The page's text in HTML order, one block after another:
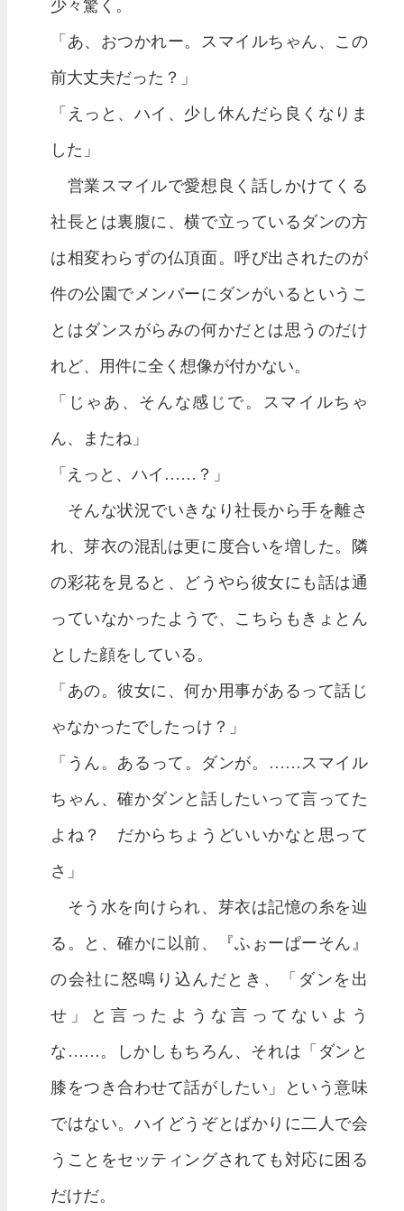
少々驚く。
「あ、おつかれー。スマイルちゃん、この
前大丈夫だった？」
「えっと、ハイ、少し休んだら良くなりま
した」
営業スマイルで愛想良く話しかけてくる
社長とは裏腹に、横で立っているダンの方
は相変わらずの仏頂面。呼び出されたのが
件の公園でメンバーにダンがいるというこ
とはダンスがらみの何かだとは思うのだけ
れど、用件に全く想像が付かない。
「じゃあ、そんな感じで。スマイルちゃ
ん、またね」
「えっと、ハイ……？」
そんな状況でいきなり社長から手を離さ
れ、芽衣の混乱は更に度合いを増した。隣
の彩花を見ると、どうやら彼女にも話は通
っていなかったようで、こちらもきょとん
とした顔をしている。
「あの。彼女に、何か用事があるって話じ
ゃなかったでしたっけ？」
「うん。あるって。ダンが。……スマイル
ちゃん、確かダンと話したいって言ってた
よね？ だからちょうどいいかなと思って
さ」
そう水を向けられ、芽衣は記憶の糸を辿
る。と、確かに以前、『ふぉーぱーそん』
の会社に怒鳴り込んだとき、「ダンを出
せ」と言ったような言ってないよう
な……。しかしもちろん、それは「ダンと
膝をつき合わせて話がしたい」という意味
ではない。ハイどうぞとばかりに二人で会
うことをセッティングされても対応に困る
だけだ。